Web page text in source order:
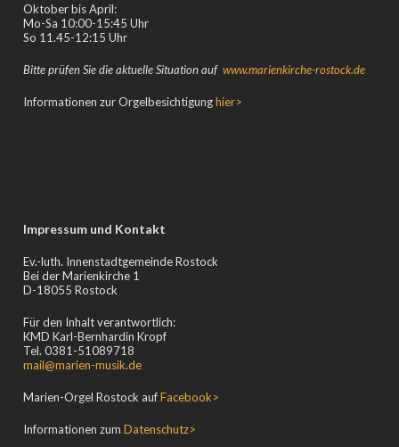
Oktober bis April:
Mo-Sa 10:00-15:45 Uhr
So 11.45-12:15 Uhr
Bitte prüfen Sie die aktuelle Situation aufwww.marienkirche-rostock.de
Informationen zur Orgelbesichtigunghier>
Impressum und Kontakt
Ev.-luth. Innenstadtgemeinde Rostock
Bei der Marienkirche 1
D-18055 Rostock
Für den Inhalt verantwortlich:
KMD Karl-Bernhardin Kropf
Tel. 0381-51089718
mail@marien-musik.de
Marien-Orgel Rostock aufFacebook>
Informationen zumDatenschutz>